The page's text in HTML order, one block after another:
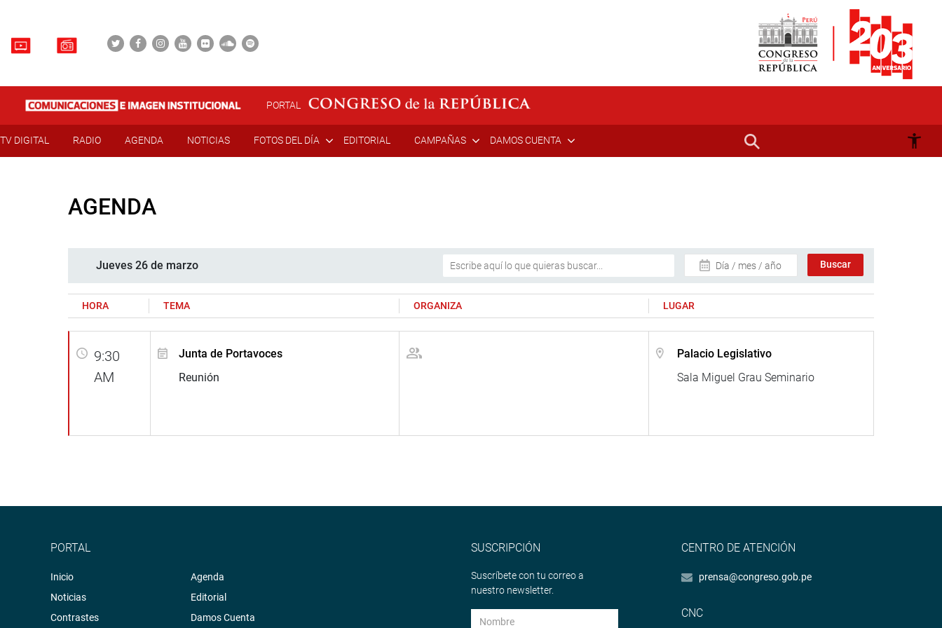
PORTAL
TV DIGITAL RADIO AGENDA NOTICIAS FOTOS DEL DÍA EDITORIAL CAMPAÑAS DAMOS CUENTA
AGENDA
Jueves 26 de marzo Día / mes / año
HORA TEMA ORGANIZA LUGAR
9:30
AM
Junta de Portavoces
Reunión
Palacio Legislativo
Sala Miguel Grau Seminario
PORTAL
Inicio
Noticias
Contrastes
Agenda
Editorial
Damos Cuenta
SUSCRIPCIÓN
Suscríbete con tu correo a
nuestro newsletter.
CENTRO DE ATENCIÓN
prensa@congreso.gob.pe
CNC